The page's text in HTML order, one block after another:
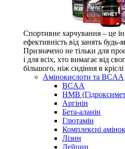
Спортивне харчування – це
ефективність від занять
Призначено не тільки для
і для всіх, хто вимагає від
більшого, ніж сидіння в
Амінокислоти та BCAA
BCAA
HMB
Аргінін
Бета-аланін
Глютамін
Комплексні
Лізин
Лейцин